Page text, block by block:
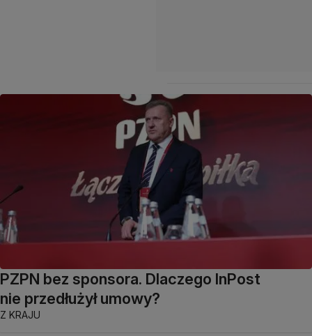
PZPN bez sponsora. Dlaczego InPost
nie przedłużył umowy?
Z KRAJU